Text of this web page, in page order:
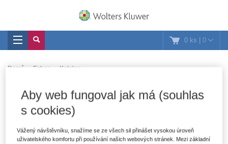
0 ks | 0
Domů Eshop Katalog
Katalog
Bohužel žádné nabídky nesplňují zvolená kritéria.
Aby web fungoval jak má (souhlas
s cookies)
Vážený návštěvníku, snažíme se ze všech sil přinášet vysokou úroveň
uživatelského komfortu při používání našich webových stránek. Mezi základní